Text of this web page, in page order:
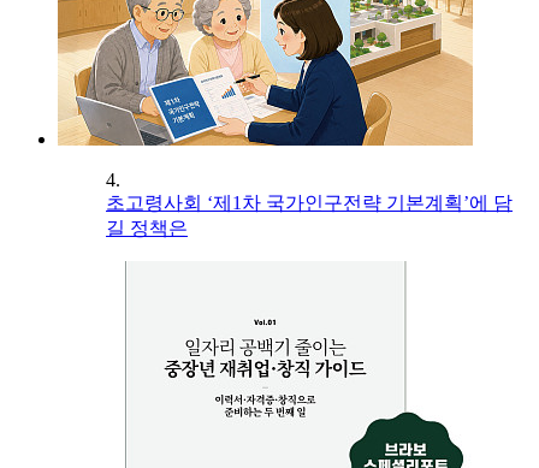
4.
초고령사회 ‘제1차 국가인구전략 기본계획’에 담
길 정책은